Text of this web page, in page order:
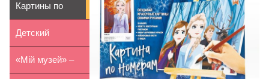
Картины по
номерам:
популярные ...
Детский
праздник в
«Мій музей» –